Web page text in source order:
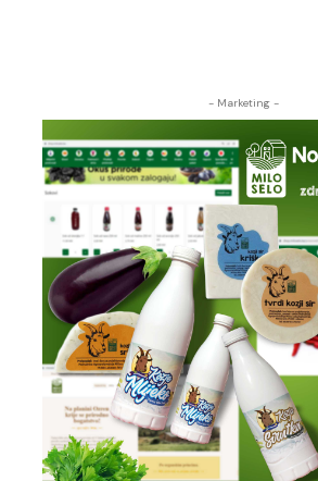
- Marketing -